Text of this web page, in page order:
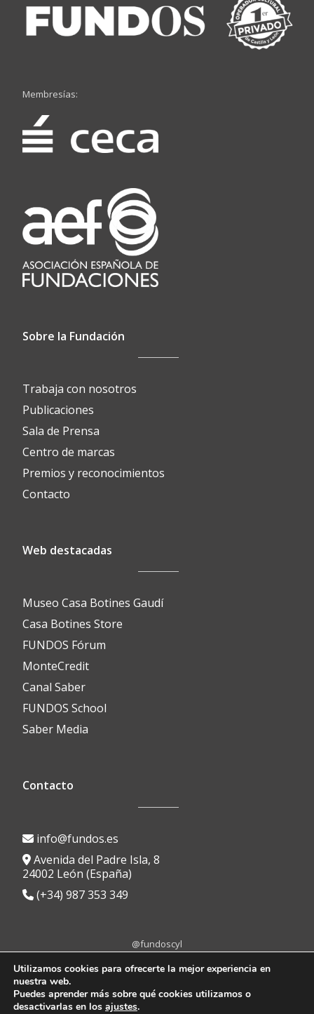
Membresías:
Sobre la Fundación
Trabaja con nosotros
Publicaciones
Sala de Prensa
Centro de marcas
Premios y reconocimientos
Contacto
Web destacadas
Museo Casa Botines Gaudí
Casa Botines Store
FUNDOS Fórum
MonteCredit
Canal Saber
FUNDOS School
Saber Media
Contacto
info@fundos.es
Avenida del Padre Isla, 8
24002 León (España)
(+34) 987 353 349
@fundoscyl
Menú
secundario
fa-
facebook
fa-
fa-
x-
fa-
youtube-
play
fa-
linkedin
fa-
instagram
Aviso Legal| Política de Privacidad
Transparencia|Protocolo anti-acoso|Canal de denuncias
Utilizamos cookies para ofrecerte la mejor experiencia en
nuestra web.
Puedes aprender más sobre qué cookies utilizamos o
desactivarlas en los ajustes.